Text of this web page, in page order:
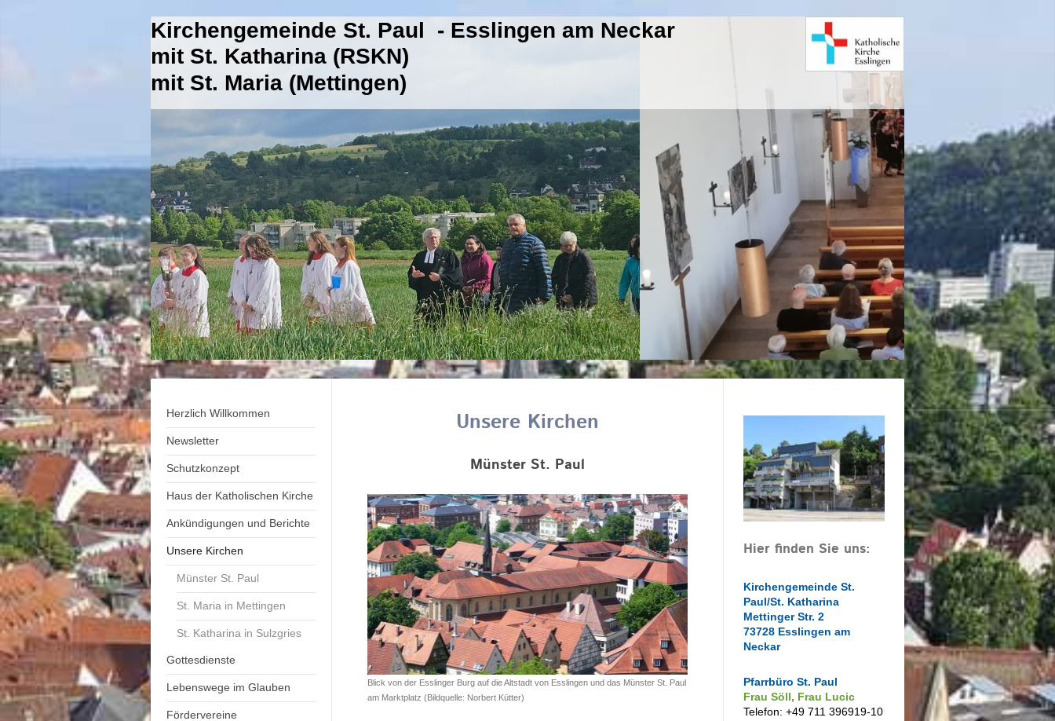
Kirchengemeinde St. Paul - Esslingen am Neckar
mit St. Katharina (RSKN)
mit St. Maria (Mettingen)
Herzlich Willkommen
Newsletter
Schutzkonzept
Haus der Katholischen Kirche
Ankündigungen und Berichte
Unsere Kirchen
Münster St. Paul
St. Maria in Mettingen
St. Katharina in Sulzgries
Gottesdienste
Lebenswege im Glauben
Fördervereine
Unsere Kirchen
Münster St. Paul
Blick von der Esslinger Burg auf die Altstadt von Esslingen und das Münster St. Paul
am Marktplatz (Bildquelle: Norbert Kütter)
Hier finden Sie uns:
Kirchengemeinde St.
Paul/St. Katharina
Mettinger Str. 2
73728 Esslingen am
Neckar
Pfarrbüro St. Paul
Frau Söll, Frau Lucic
Telefon: +49 711 396919-10